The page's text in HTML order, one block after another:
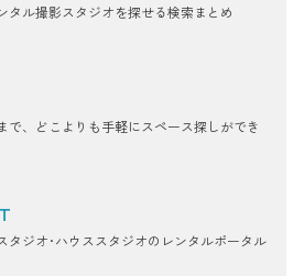
タル撮影スタジオを探せる検索まとめ
で、どこよりも手軽にスペース探しができ
タジオ･ハウススタジオのレンタルポータル